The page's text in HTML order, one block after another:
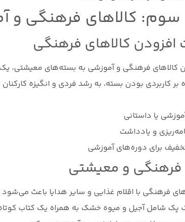
کالاهای فرهنگی و
افزودن کالاهای فرهنگی
کالاهای فرهنگی و آموزشی به بسته‌های معیشتی، یک
بر کاربردی بودن بسته، به رشد فردی و انگیزه
یا داستانی
و یادداشت
برای دوره‌های آموزشی
فرهنگی و معیشتی
فرهنگی با اقلام غذایی و سایر هدایا باعث
شامل آجیل و میوه خشک به همراه یک کتاب کوتاه